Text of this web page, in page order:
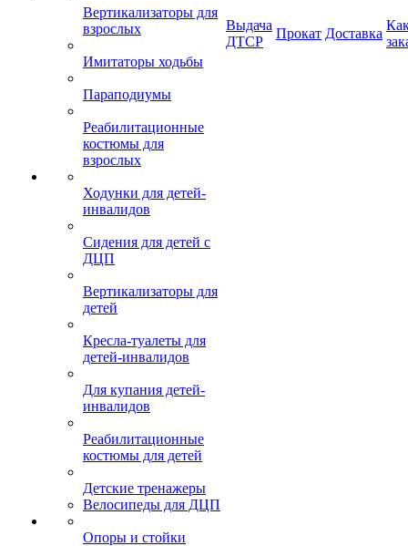
Вертикализаторы для
взрослых
Имитаторы ходьбы
Параподиумы
Реабилитационные
костюмы для
взрослых
Ходунки для детей-
инвалидов
Сидения для детей с
ДЦП
Вертикализаторы для
детей
Кресла-туалеты для
детей-инвалидов
Для купания детей-
инвалидов
Реабилитационные
костюмы для детей
Детские тренажеры
Велосипеды для ДЦП
Опоры и стойки
Выдача
ДТСР
Прокат Доставка